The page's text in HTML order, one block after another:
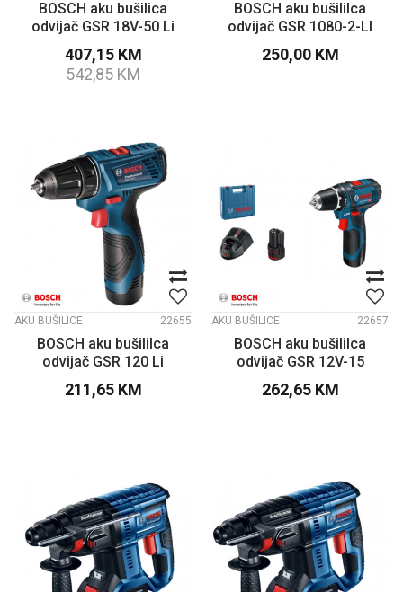
BOSCH aku bušilica
odvijač GSR 18V-50 Li
407,15 KM
542,85KM
BOSCH aku bušililca
odvijač GSR 1080-2-LI
250,00 KM
AKU BUŠILICE 22655
BOSCH aku bušililca
odvijač GSR 120 Li
211,65 KM
AKU BUŠILICE 22657
BOSCH aku bušililca
odvijač GSR 12V-15
262,65 KM